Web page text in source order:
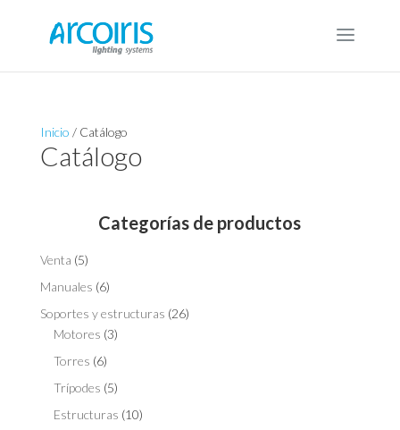
Inicio / Catálogo
Catálogo
Categorías de productos
Venta (5)
Manuales (6)
Soportes y estructuras (26)
Motores (3)
Torres (6)
Trípodes (5)
Estructuras (10)